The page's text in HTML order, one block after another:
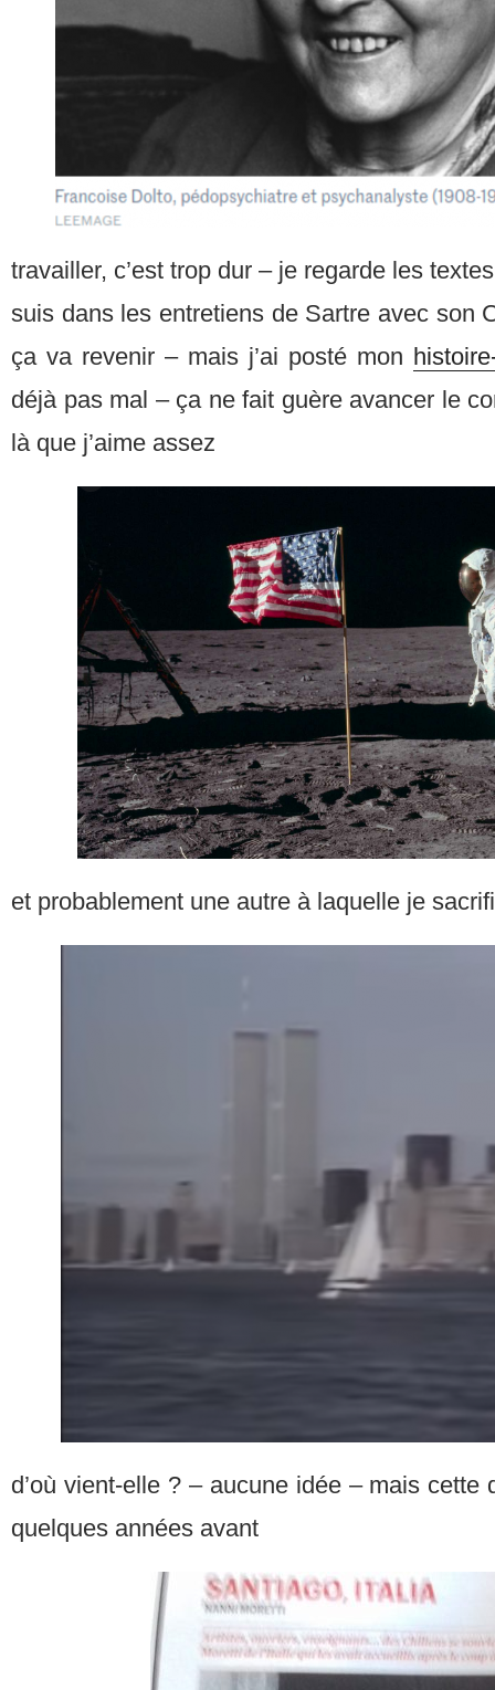
travailler, c’est trop dur – je regarde les
suis dans les entretiens de Sartre avec son
ça va revenir – mais j’ai posté mon
déjà pas mal – ça ne fait guère avancer le
là que j’aime assez
et probablement une autre à laquelle je
d’où vient-elle ? – aucune idée – mais cette
quelques années avant